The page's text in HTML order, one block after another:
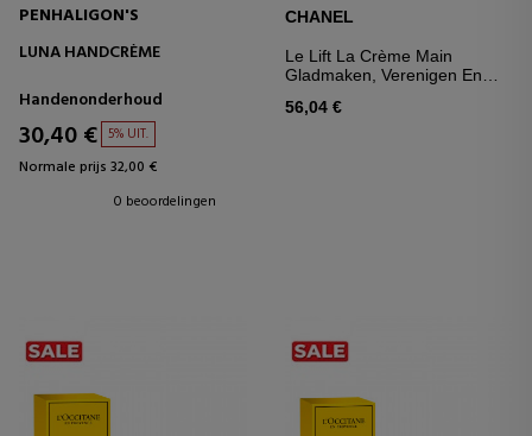
PENHALIGON'S
LUNA HANDCRÈME
Handenonderhoud
30,40 € 5% UIT.
Normale prijs 32,00 €
0 beoordelingen
CHANEL
Le Lift La Crème Main
Gladmaken, Verenigen En
56,04 €